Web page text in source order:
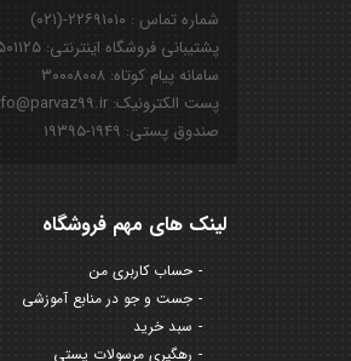
شماره تماس : ۲۲۶۹۱۰۱۰-(۰۲۱)
پشتیبانی فروشگاه اینترنتی: ۰۹۱۲۸۵۰۱۱۲۵
سامانه پیام کوتاه: ۳۰۰۰۸۰۰۸
پست الکترونیک: info@parvaz99.ir
صندوق پستی: ۱۹۴۹-۱۹۳۹۵
لینک های مهم فروشگاه
حساب کاربری من
جست و جو در منابع آموزشی
سبد خرید
رهگیری مرسولات پستی